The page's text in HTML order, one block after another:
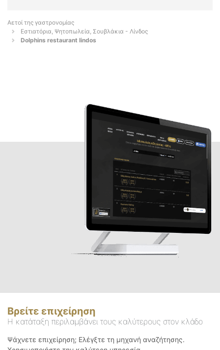
Αετοί της γαστρονομίας
Εστιατόρια, Ψητοπωλεία, Σουβλάκια - Λίνδος
Dolphins restaurant lindos
Βρείτε επιχείρηση
Η κατάταξη περιλαμβάνει τους καλύτερους στον κλάδο
Ψάχνετε επιχείρηση; Ελέγξτε τη μηχανή αναζήτησης.